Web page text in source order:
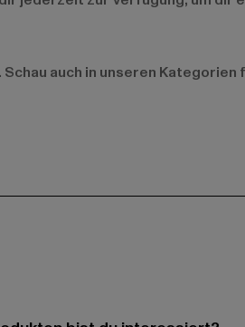
auch in unseren Kategorien